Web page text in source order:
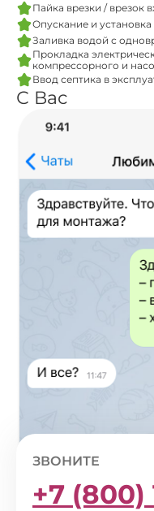
Пайка врезки / врезок
Опускание и
Заливка водой с
Прокладка
компрессорного и
Ввод септика в
С Вас
ЗВОНИТЕ
+7 (800)